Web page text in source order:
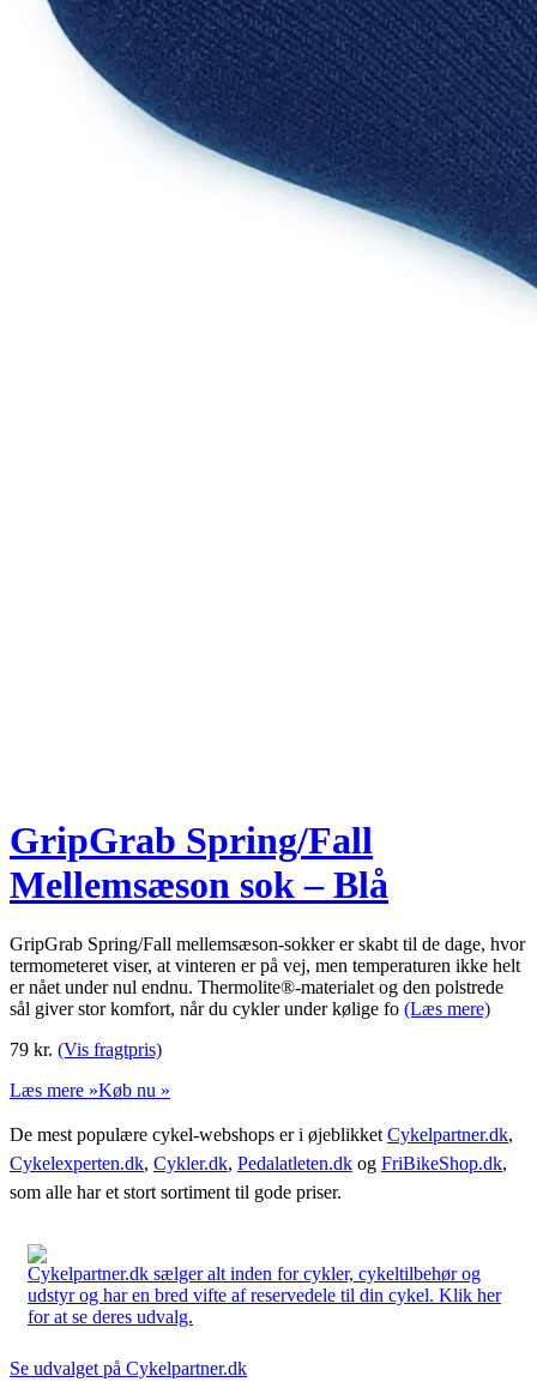
GripGrab Spring/Fall
Mellemsæson sok – Blå
GripGrab Spring/Fall mellemsæson-sokker er skabt til de dage, hvor
termometeret viser, at vinteren er på vej, men temperaturen ikke helt
er nået under nul endnu. Thermolite®-materialet og den polstrede
sål giver stor komfort, når du cykler under kølige fo (Læs mere)
79 kr. (Vis fragtpris)
Læs mere »Køb nu »
De mest populære cykel-webshops er i øjeblikket Cykelpartner.dk,
Cykelexperten.dk, Cykler.dk, Pedalatleten.dk og FriBikeShop.dk,
som alle har et stort sortiment til gode priser.
Cykelpartner.dk sælger alt inden for cykler, cykeltilbehør og
udstyr og har en bred vifte af reservedele til din cykel. Klik her
for at se deres udvalg.
Se udvalget på Cykelpartner.dk